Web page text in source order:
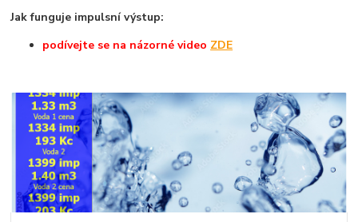
Jak funguje impulsní výstup:
podívejte se na názornévideo ZDE